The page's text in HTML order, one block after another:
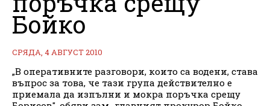
Бойко
СРЯДА, 4 АВГУСТ 2010
„В оперативните разговори, които са водени, става
въпрос за това, че тази група действително е
приемала да изпълни и мокра поръчка срещу